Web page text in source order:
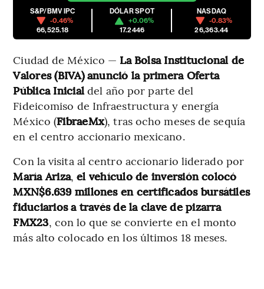
S&P/BMV IPC
-0.46%
66,525.18
DÓLAR SPOT
+0.06%
17.2446
NASDAQ
-0.83%
26,363.44
Ciudad de México — La Bolsa Institucional de
Valores (BIVA) anunció la primera Oferta
Pública Inicialdel año por parte del
Fideicomiso de Infraestructura y energía
México (FibraeMx), tras ocho meses de sequía
en el centro accionario mexicano.
Con la visita al centro accionario liderado por
María Ariza,el vehículo de inversión colocó
MXN$6.639 millones en certificados bursátiles
fiduciarios a través de la clave de pizarra
FMX23, con lo que se convierte en el monto
más alto colocado en los últimos 18 meses.